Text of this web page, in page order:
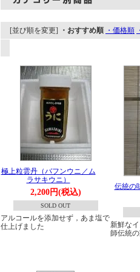
[並び順を変更] ・おすすめ順 ・価格順
極上粒雲丹（バフンウニ／ム
ラサキウニ）
2,200円(税込)
SOLD OUT
アルコールを添加せず，あま塩で
仕上げました
伝統の
新鮮な
師伝統